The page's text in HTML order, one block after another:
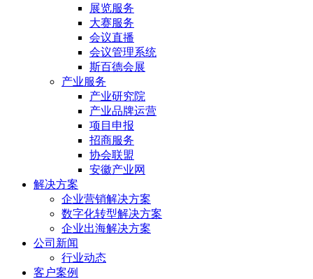
展览服务
大赛服务
会议直播
会议管理系统
斯百德会展
产业服务
产业研究院
产业品牌运营
项目申报
招商服务
协会联盟
安徽产业网
解决方案
企业营销解决方案
数字化转型解决方案
企业出海解决方案
公司新闻
行业动态
客户案例